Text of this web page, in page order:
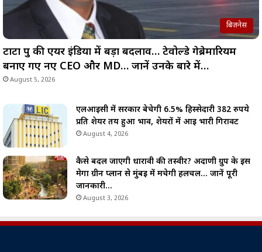
बिज़नेस
टाटा ग्रुप की एयर इंडिया में बड़ा बदलाव… टेवोल्डे गेब्रेमारियम
बनाए गए नए CEO और MD… जानें उनके बारे में…
August 5, 2026
एलआईसी में सरकार बेचेगी 6.5% हिस्सेदारी 382 रुपये
प्रति शेयर तय हुआ भाव, शेयरों में आई भारी गिरावट
August 4, 2026
कैसे बदल जाएगी धारावी की तस्वीर? अदाणी ग्रुप के इस
मेगा ग्रीन प्लान से मुंबई में मचेगी हलचल… जानें पूरी
जानकारी…
August 3, 2026